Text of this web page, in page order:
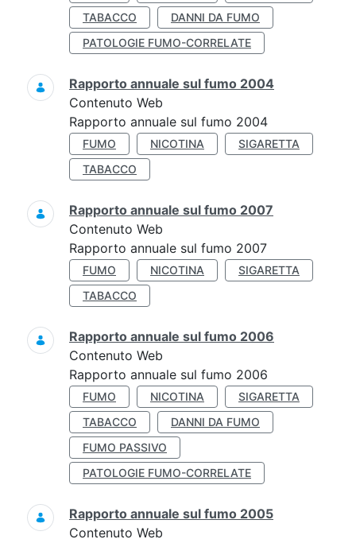
TABACCO
DANNI DA FUMO
PATOLOGIE FUMO-CORRELATE
Rapporto annuale sul fumo 2004
Contenuto Web
Rapporto annuale sul fumo 2004
FUMO NICOTINA
SIGARETTA
TABACCO
Rapporto annuale sul fumo 2007
Contenuto Web
Rapporto annuale sul fumo 2007
FUMO NICOTINA
SIGARETTA
TABACCO
Rapporto annuale sul fumo 2006
Contenuto Web
Rapporto annuale sul fumo 2006
FUMO NICOTINA
SIGARETTA
TABACCO
DANNI DA FUMO
FUMO PASSIVO
PATOLOGIE FUMO-CORRELATE
Rapporto annuale sul fumo 2005
Contenuto Web